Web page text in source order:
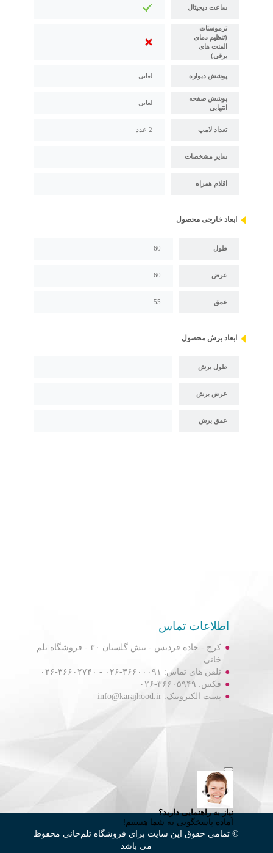
ساعت دیجیتال
ترموستات
(تنظیم دمای
المنت های
برقی)
پوشش دیواره لعابی
پوشش صفحه
انتهایی
لعابی
تعداد لامپ 2 عدد
سایر مشخصات
اقلام همراه
ابعاد خارجی محصول
طول 60
عرض 60
عمق 55
ابعاد برش محصول
طول برش
عرض برش
عمق برش
اطلاعات تماس
کرج - جاده فردیس - نبش گلستان ۳۰ - فروشگاه تلم
خانی
تلفن های تماس: ۳۶۶۰۰۰۹۱-۰۲۶ - ۳۶۶۰۲۷۴۰-۰۲۶
فکس: ۳۶۶۰۵۹۴۹-۰۲۶
پست الکترونیک: info@karajhood.ir
© تمامی حقوق این سایت برای فروشگاه تلم‌خانی محفوظ
می باشد